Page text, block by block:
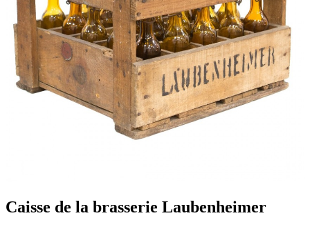
Caisse de la brasserie Laubenheimer